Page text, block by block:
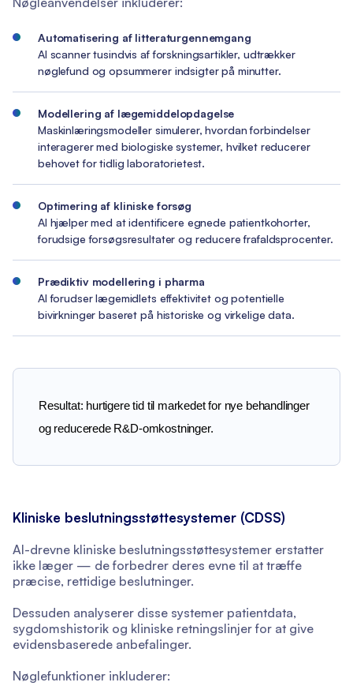
Automatisering af litteraturgennemgang
AI scanner tusindvis af forskningsartikler, udtrækker
nøglefund og opsummerer indsigter på minutter.
Modellering af lægemiddelopdagelse
Maskinlæringsmodeller simulerer, hvordan forbindelser
interagerer med biologiske systemer, hvilket reducerer
behovet for tidlig laboratorietest.
Optimering af kliniske forsøg
AI hjælper med at identificere egnede patientkohorter,
forudsige forsøgsresultater og reducere frafaldsprocenter.
Prædiktiv modellering i pharma
AI forudser lægemidlets effektivitet og potentielle
bivirkninger baseret på historiske og virkelige data.
Resultat: hurtigere tid til markedet for nye behandlinger
og reducerede R&D-omkostninger.
Kliniske beslutningsstøttesystemer (CDSS)
AI-drevne kliniske beslutningsstøttesystemer erstatter
ikke læger — de forbedrer deres evne til at træffe
præcise, rettidige beslutninger.
Dessuden analyserer disse systemer patientdata,
sygdomshistorik og kliniske retningslinjer for at give
evidensbaserede anbefalinger.
Nøglefunktioner inkluderer: